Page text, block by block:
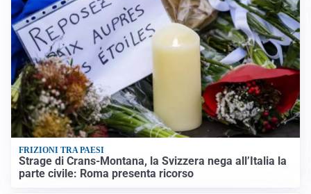
FRIZIONI TRA PAESI
Strage di Crans-Montana, la Svizzera nega all’Italia la
parte civile: Roma presenta ricorso